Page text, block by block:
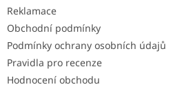
Reklamace
Obchodní podmínky
Podmínky ochrany osobních údajů
Pravidla pro recenze
Hodnocení obchodu